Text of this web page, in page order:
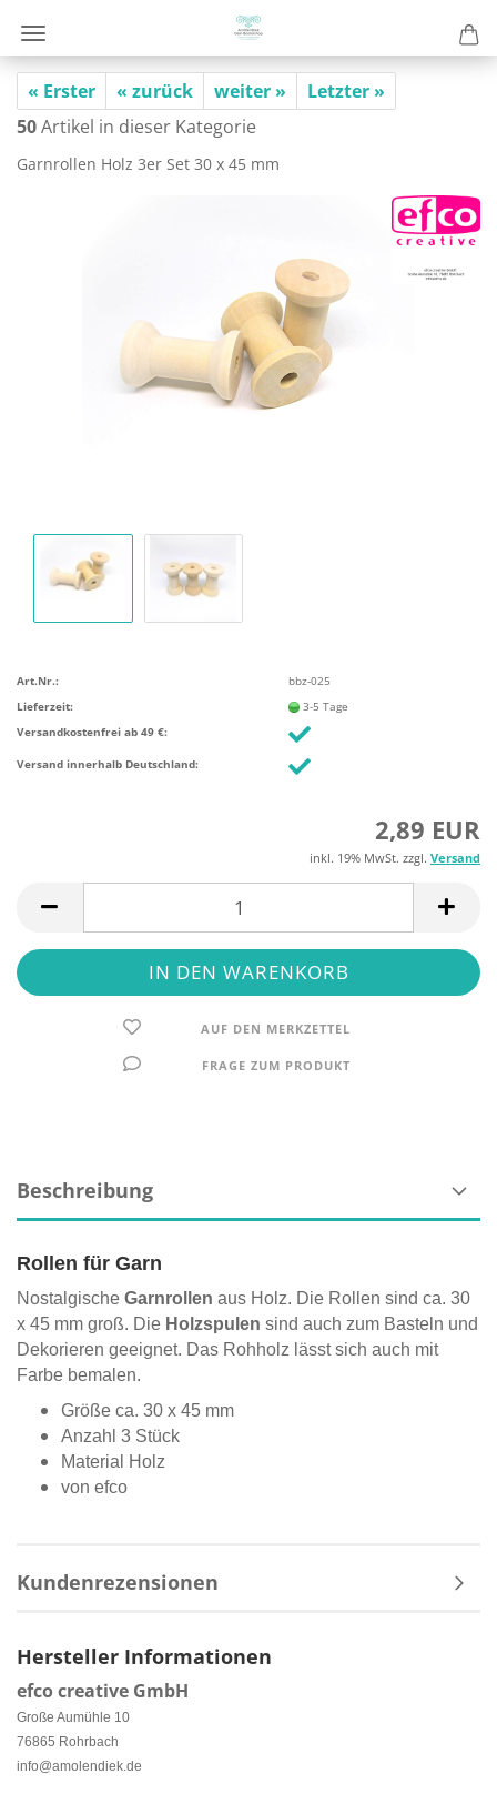
« Erster « zurück weiter »
Letzter »
50Artikel in dieser Kategorie
Garn­rol­len Holz 3er Set 30 x 45 mm
Art.Nr.:
bbz-025
Lieferzeit:
3-5 Tage
Versandkostenfrei ab 49 €:
Versand innerhalb Deutschland:
2,89 EUR
inkl. 19% MwSt. zzgl. Versand
AUF DEN MERKZETTEL
FRAGE ZUM PRODUKT
Beschreibung
Rollen für Garn
Nostalgische Garnrollen aus Holz. Die Rollen sind ca. 30
x 45 mm groß. Die Holzspulen sind auch zum Basteln und
Dekorieren geeignet. Das Rohholz lässt sich auch mit
Farbe bemalen.
Größe ca. 30 x 45 mm
Anzahl 3 Stück
Material Holz
von efco
Kundenrezensionen
Hersteller Informationen
efco creative GmbH
Große Aumühle 10
76865 Rohrbach
info@amolendiek.de